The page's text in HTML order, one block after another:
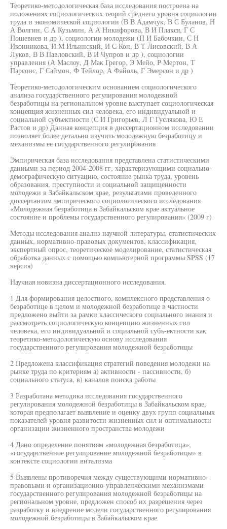
Теоретико-методологическая база исследования построена на
положениях социологических теорий среднего уровня социологии
труда и экономической социологии (В В Адамчук, В С Буланов, Н
А Волгин, С А Кузьмин, А А Никифорова, В И Плакся, Г С
Пошевнев и др ), социологии молодежи (П И Бабочкин, С Н
Иконникова, И М Ильинский, И С Кон, В Т Лисовский, В А
Луков, В В Павловский, В И Чупров и др ), социологии
управления (А Маслоу, Д Мак Грегор, Э Мейо, Р Мертон, Т
Парсонс, Г Саймон, Ф Тейлор, А Файоль, Г Эмерсон и др )
Теоретико-методологическим основанием социологического
анализа государственного регулирования молодежной
безработицы на региональном уровне выступает социологическая
концепция жизненных сил человека, его индивидуальной и
социальной субъектности (С И Григорьев, Л Г Гуслякова, Ю Е
Растов и др) Данная концепция в диссертационном исследовании
позволяет более детально изучить молодежную безработицу и
механизмы ее государственного регулирования
Эмпирическая база исследования представлена статистическими
данными за период 2004-2008 гг, характеризующими социально-
демографическую ситуацию, состояние рынка труда, уровень
образования, преступности и социальной защищенности
молодежи в Забайкальском крае, результатами проведенного
диссертантом эмпирического социологического исследования
«Молодежная безработица в Забайкальском крае актуальное
состояние и проблемы государственного регулирования» (2009 г)
Методы исследования анализ научной литературы, статистических
данных, нормативно-правовых документов, классификация,
экспертный опрос, теоретическое моделирование, статистическая
обработка данных с помощью компьютерной программы SPSS (17
версия)
Научная новизна диссертационного исследования.
1 Для формирования целостного, комплексного представления о
безработице в целом и молодежной безработице в частности
предложено выйти за рамки классического социального знания и
рассмотреть социологическую концепцию жизненных сил
человека, его индивидуальной и социальной субъ-ектности как
теоретико-методологическую основу исследования
государственного регулирования молодежной безработицы
2 Предложена классификация стратегий поведения молодежи на
рынке труда по критериям а) активности - пассивности, б)
социального статуса, в) каналов поиска работы
3 Разработана методика исследования государственного
регулирования молодежной безработицы в Забайкальском крае,
которая предполагает выявление и оценку двух групп социальных
показателей уровня развитости жизненных сил и оптимальности
организации жизненного пространства молодежи
4 Дано определение понятиям «молодежная безработица»,
«государственное регулирование молодежной безработицы» в
контексте социологии витализма
5 Выявлены противоречия между существующими нормативно-
правовыми и организационно-управленческими механизмами
государственного регулирования молодежной безработицы на
региональном уровне, предложен способ их разрешения через
разработку и внедрение модели государственного регулирования
молодежной безработицы в Забайкальском крае